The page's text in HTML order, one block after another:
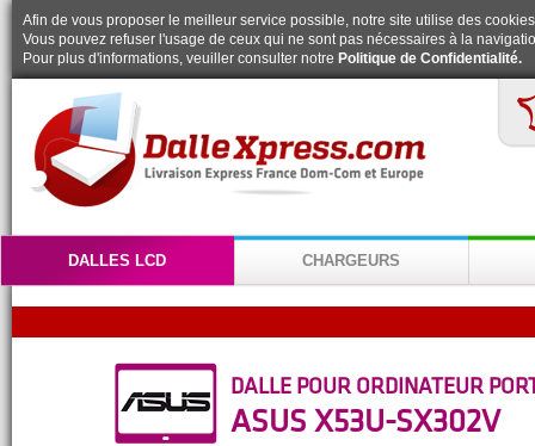
Afin de vous proposer le meilleur service possible, notre site utilise des
Vous pouvez refuser l'usage de ceux qui ne sont pas nécessaires à la
Pour plus d'informations, veuiller consulter notre Politique de Confidentialité.
DALLES LCD CHARGEURS
DALLE POUR ORDINATEUR
ASUS X53U-SX302V